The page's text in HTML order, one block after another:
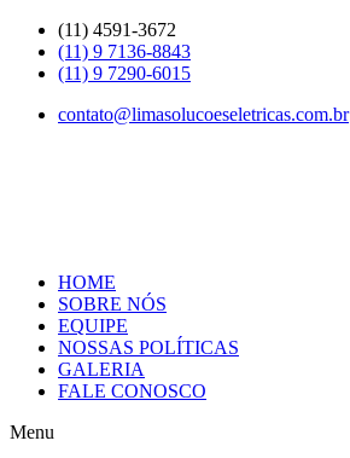
Skip
content
(11) 4591-3672
(11) 9 7136-8843
(11) 9 7290-6015
contato@limasolucoeseletricas.com.br
HOME
SOBRE NÓS
EQUIPE
NOSSAS POLÍTICAS
GALERIA
FALE CONOSCO
Menu